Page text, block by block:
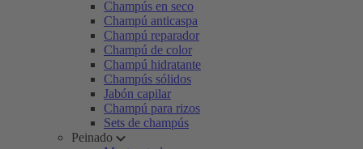
Champús en seco
Champú anticaspa
Champú reparador
Champú de color
Champú hidratante
Champús sólidos
Jabón capilar
Champú para rizos
Sets de champús
Peinado